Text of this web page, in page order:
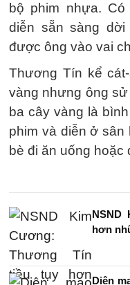
bộ phim nhựa.
diễn sẵn sàng
được ông vào vai
Thương Tín kể
vàng nhưng ông
ba cây vàng là
phim và diễn ở
bè đi ăn uống hoặc
NSND
hơn
Diện